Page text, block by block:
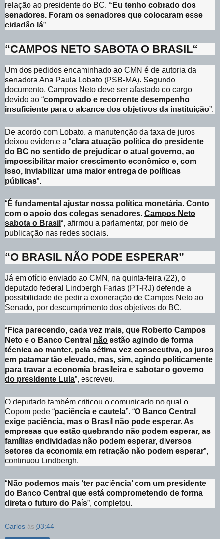
relação ao presidente do BC. “Eu tenho cobrado dos
senadores. Foram os senadores que colocaram esse
cidadão lá”.
“CAMPOS NETO SABOTA O BRASIL“
Um dos pedidos encaminhado ao CMN é de autoria da
senadora Ana Paula Lobato (PSB-MA). Segundo
documento, Campos Neto deve ser afastado do cargo
devido ao “comprovado e recorrente desempenho
insuficiente para o alcance dos objetivos da instituição”.
De acordo com Lobato, a manutenção da taxa de juros
deixou evidente a “cl ara atuação política do presidente
do BC no sentido de prejudicar o atual governo, ao
impossibilitar maior crescimento econômico e, com
isso, inviabilizar uma maior entrega de políticas
públicas”.
“É fundamental ajustar nossa política monetária. Conto
com o apoio dos colegas senadores. Campos Neto
sabota o Brasil “, afirmou a parlamentar, por meio de
publicação nas redes sociais.
“O BRASIL NÃO PODE ESPERAR”
Já em ofício enviado ao CMN, na quinta-feira (22), o
deputado federal Lindbergh Farias (PT-RJ) defende a
possibilidade de pedir a exoneração de Campos Neto ao
Senado, por descumprimento dos objetivos do BC.
“Fica parecendo, cada vez mais, que Roberto Campos
Neto e o Banco Central não estão agindo de forma
técnica ao manter, pela sétima vez consecutiva, os juros
em patamar tão elevado, mas, sim, agindo politicamente
para travar a economia brasileira e sabotar o governo
do presidente Lula”, escreveu.
O deputado também criticou o comunicado no qual o
Copom pede “paciência e cautela”. “O Banco Central
exige paciência, mas o Brasil não pode esperar. As
empresas que estão quebrando não podem esperar, as
famílias endividadas não podem esperar, diversos
setores da economia em retração não podem esperar”,
continuou Lindbergh.
“Não podemos mais ‘ter paciência’ com um presidente
do Banco Central que está comprometendo de forma
direta o futuro do País”, completou.
Carlos às 03:44